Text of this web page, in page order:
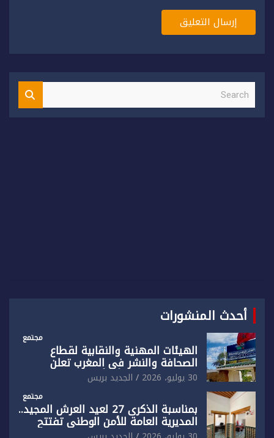
S
a
أحدث المنشورات
مجتمع
الهيئات المهنية والنقابية لقطاع
الصحافة والنشر في المغرب تعلن
رفضها القاطع لـ”أي أجندة انتخابية
مُعدة على مقاس سياسي ومصلحي
ضيق”
30 يوليو، 2026 الجديد بريس
مجتمع
بمناسبة الذكرى 27 لعيد العرش المجيد..
المديرية العامة للأمن الوطني تفتتح
المقر الجديد لفرقة الشرطة السياحية